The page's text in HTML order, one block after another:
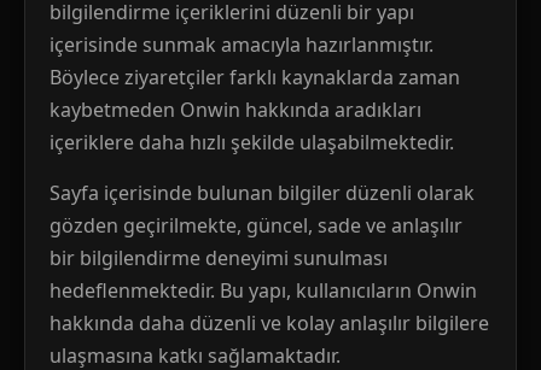
bilgilendirme içeriklerini düzenli bir yapı
içerisinde sunmak amacıyla hazırlanmıştır.
Böylece ziyaretçiler farklı kaynaklarda zaman
kaybetmeden Onwin hakkında aradıkları
içeriklere daha hızlı şekilde ulaşabilmektedir.
Sayfa içerisinde bulunan bilgiler düzenli olarak
gözden geçirilmekte, güncel, sade ve anlaşılır
bir bilgilendirme deneyimi sunulması
hedeflenmektedir. Bu yapı, kullanıcıların Onwin
hakkında daha düzenli ve kolay anlaşılır bilgilere
ulaşmasına katkı sağlamaktadır.